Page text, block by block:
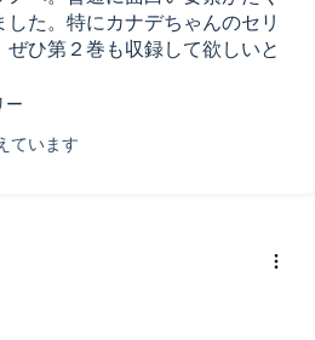
た。特にカナデちゃんのセリ
ひ第２巻も収録して欲しいと